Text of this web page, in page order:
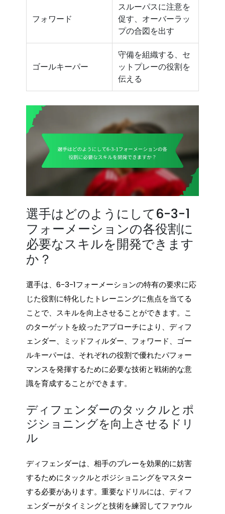
フォワード
スルーパスに注意を
促す、オーバーラッ
プの合図を出す
ゴールキーパー
守備を組織する、セ
ットプレーの役割を
伝える
選手はどのようにして6-3-1
フォーメーションの各役割に
必要なスキルを開発できます
か？
選手は、6-3-1フォーメーションの特有の要求に応
じた役割に特化したトレーニングに焦点を当てる
ことで、スキルを向上させることができます。こ
のターゲットを絞ったアプローチにより、ディフ
ェンダー、ミッドフィルダー、フォワード、ゴー
ルキーパーは、それぞれの役割で優れたパフォー
マンスを発揮するために必要な技術と戦術的な意
識を育成することができます。
ディフェンダーのタックルとポ
ジショニングを向上させるドリ
ル
ディフェンダーは、相手のプレーを効果的に妨害
するためにタックルとポジショニングをマスター
する必要があります。重要なドリルには、ディフ
ェンダーがタイミングと技術を練習してファウル